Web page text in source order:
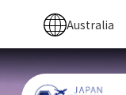
Australia